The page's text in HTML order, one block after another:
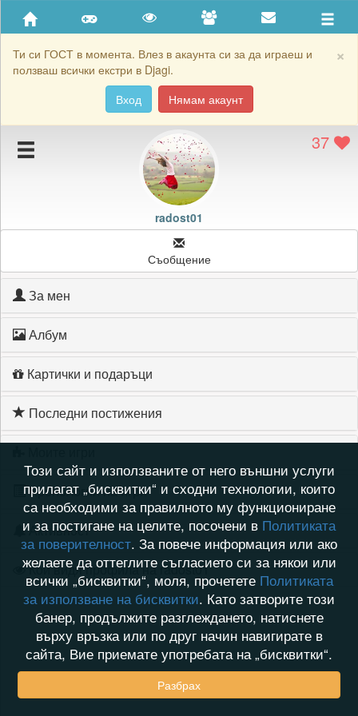
×
Ти си ГОСТ в момента. Влез в акаунта си за да играеш и
ползваш всички екстри в Djagi.
Вход
Нямам акаунт
Приятели
Хронология на игри
Подаръците на radost01
Картичките на radost01
37
radost01
Съобщение
За мен
Албум
Картички и подаръци
Последни постижения
Хронология на игри
Активност
Кой видя профила на radost01
Този сайт и използваните от него външни услуги
прилагат „бисквитки“ и сходни технологии, които
са необходими за правилното му функциониране
и за постигане на целите, посочени в Политиката
за поверителност. За повече информация или ако
желаете да оттеглите съгласието си за някои или
всички „бисквитки“, моля, прочетете Политиката
за използване на бисквитки. Като затворите този
банер, продължите разглеждането, натиснете
върху връзка или по друг начин навигирате в
сайта, Вие приемате употребата на „бисквитки“.
Разбрах